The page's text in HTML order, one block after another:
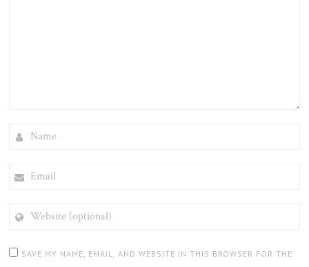
(OPTIONAL)
SAVE MY NAME, EMAIL, AND WEBSITE IN THIS BROWSER FOR THE